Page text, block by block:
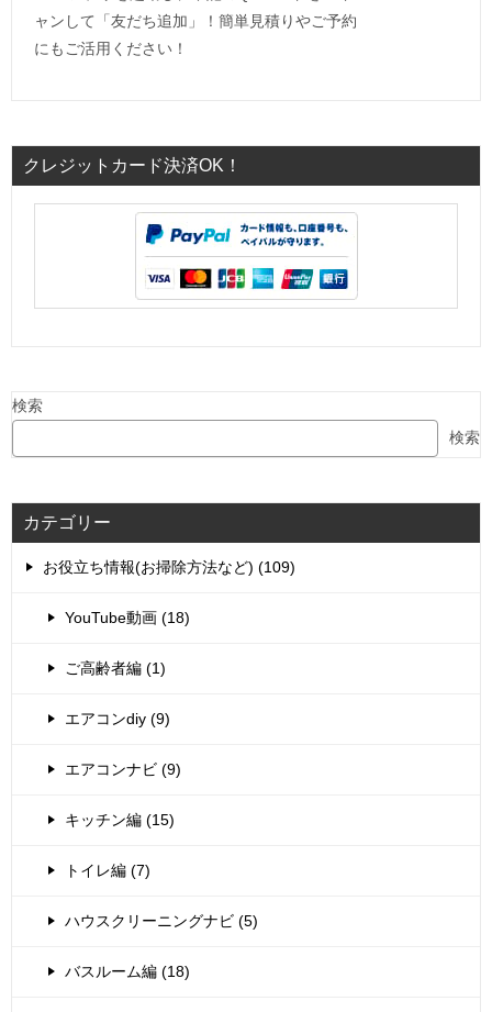
ャンして「友だち追加」！簡単見積りやご予約
にもご活用ください！
クレジットカード決済OK！
検索
検索
カテゴリー
お役立ち情報(お掃除方法など) (109)
YouTube動画 (18)
ご高齢者編 (1)
エアコンdiy (9)
エアコンナビ (9)
キッチン編 (15)
トイレ編 (7)
ハウスクリーニングナビ (5)
バスルーム編 (18)